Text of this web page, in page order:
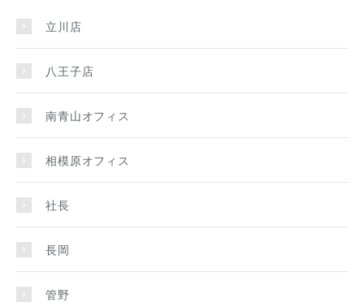
立川店
八王子店
南青山オフィス
相模原オフィス
社長
長岡
管野